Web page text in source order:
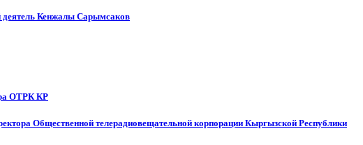
деятель Кенжалы Сарымсаков
ОТРК КР
Общественной телерадиовещательной корпорации Кыргызской Республики